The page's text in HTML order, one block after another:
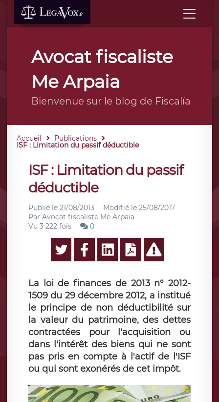
Avocat fiscaliste
Me Arpaia
Bienvenue sur le blog de Fiscalïa
Accueil Publications
ISF : Limitation du passif déductible
ISF : Limitation du passif
déductible
Publié le 21/08/2013 Modifié le 25/08/2017
Par Avocat fiscaliste Me Arpaia
Vu 3 222 fois
0
La loi de finances de 2013 n° 2012-
1509 du 29 décembre 2012, a institué
le principe de non déductibilité sur
la valeur du patrimoine, des dettes
contractées pour l'acquisition ou
dans l'intérêt des biens qui ne sont
pas pris en compte à l'actif de l'ISF
ou qui sont exonérés de cet impôt.